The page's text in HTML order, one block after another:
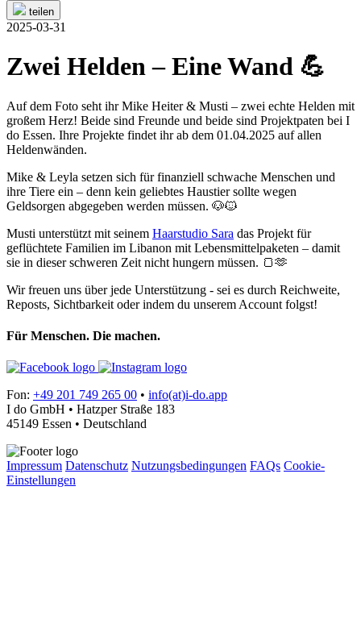
teilen
2025-03-31
Zwei Helden – Eine Wand 💪
Auf dem Foto seht ihr Mike Heiter & Musti – zwei echte Helden mit
großem Herz! Beide sind Freunde und beide sind Projektpaten bei I
do Essen. Ihre Projekte findet ihr ab dem 01.04.2025 auf allen
Heldenwänden.
Mike & Leyla setzen sich für finanziell schwache Menschen und
ihre Tiere ein – denn kein geliebtes Haustier sollte wegen
Geldsorgen abgegeben werden müssen. 🐶🐱
Musti unterstützt mit seinem Haarstudio Sara das Projekt für
geflüchtete Familien im Libanon mit Lebensmittelpaketen – damit
sie in dieser schweren Zeit nicht hungern müssen. 🍞🫶
Wir freuen uns über jede Unterstützung - sei es durch Reichweite,
Reposts, Sichtbarkeit oder indem du unserem Account folgst!
Für Menschen. Die machen.
Fon: +49 201 749 265 00 • info(at)i-do.app
I do GmbH • Hatzper Straße 183
45149 Essen • Deutschland
Impressum Datenschutz Nutzungsbedingungen FAQs Cookie-
Einstellungen